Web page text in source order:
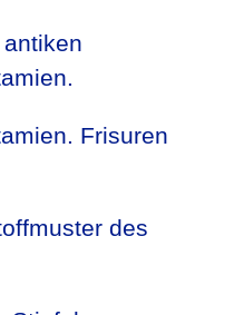
Frisuren
des